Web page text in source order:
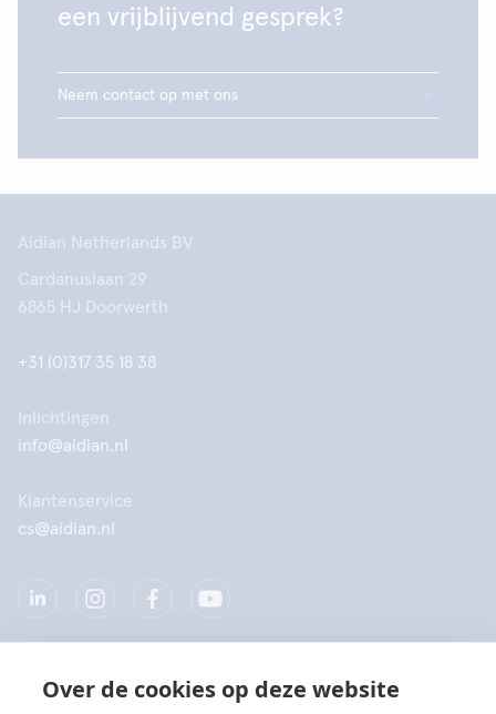
Over de cookies op deze website
een vrijblijvend gesprek?
Neem contact op met ons
Aidian Netherlands BV
Cardanuslaan 29
6865 HJ Doorwerth
+31 (0)317 35 18 38
Inlichtingen
info@aidian.nl
Klantenservice
cs@aidian.nl
Bedrijf